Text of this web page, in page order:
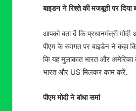
बाइडन ने रिश्ते की मजबूती पर दिया
आपको बता दें कि प्रधानमंत्री
पीएम के स्वागत पर बाइडेन ने कहा
कि यह मुलाकात भारत और अमेरिका
भारत और US मिलकर काम करें.
पीएम मोदी ने बांधा समां